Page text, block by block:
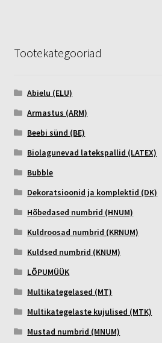
Tootekategooriad
Abielu (ELU)
Armastus (ARM)
Beebi sünd (BE)
Biolagunevad latekspallid (LATEX)
Bubble
Dekoratsioonid ja komplektid (DK)
Hõbedased numbrid (HNUM)
Kuldroosad numbrid (KRNUM)
Kuldsed numbrid (KNUM)
LÕPUMÜÜK
Multikategelased (MT)
Multikategelaste kujulised (MTK)
Mustad numbrid (MNUM)